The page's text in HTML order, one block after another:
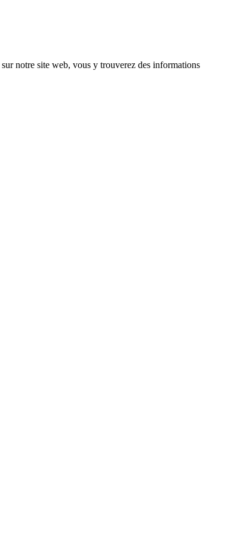
sur notre site web, vous y trouverez des informations